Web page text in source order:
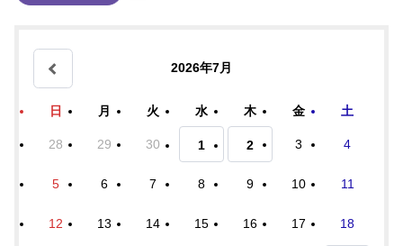
2026年7月
日 月 火 水 木 金 土
28 29 30 1 2 3 4
5 6 7 8 9 10 11
12 13 14 15 16 17 18